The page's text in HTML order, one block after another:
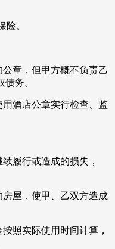
险。
章，但甲方概不负责乙
务。
酒店公章实行检查、监
履行或造成的损失，
屋，使甲、乙双方造成
照实际使用时间计算，